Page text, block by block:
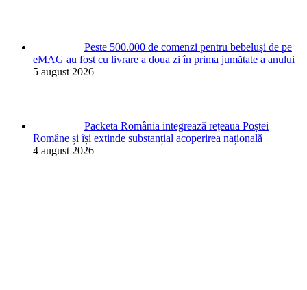
Peste 500.000 de comenzi pentru bebeluși de pe
eMAG au fost cu livrare a doua zi în prima jumătate a anului
5 august 2026
Packeta România integrează rețeaua Poștei
Române și își extinde substanțial acoperirea națională
4 august 2026